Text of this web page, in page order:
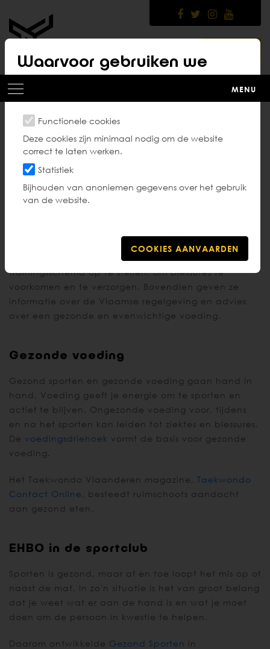
main
content
Waarvoor gebruiken we
cookies?
Functionele cookies
Deze cookies zijn minimaal nodig om de website
correct te laten werken.
Statistiek
Bijhouden van anoniemen gegevens over het gebruik
van de website.
MENU
Gezond sporten
Gezond sporten! Daar begint het toch allemaal
en andere experts geven er tips om een gezond
trainingsschema op te stellen, om blessures te
voorkomen en te verzorgen. Bovendien geven ze
informatie over de Vlaamse regelgeving en advies
over een gezonde en evenwichtige voeding.
Gezonde voeding
Gezond sporten en gezonde voeding gaan hand in
hand. Voeding geeft je energie om te sporten en
actief te blijven. Ongezonde voeding voor, tijdens
en na het sporten kan leiden tot ziektes en blessures.
De voedingsdriehoek vormt de basis voor gezonde
voeding.
Het Taekwondo Vlaanderen magazine, Taekwondo
Contact Online
, besteedt ruimschoots aandacht
aan gezond eten.
EHBO in de sportclub
Sporten is gezond, maar af en toe loopt het mis op of
naast de mat. In zo'n situatie is het van groot belang
dat je weet wat er aan de hand is en wat je moet
doen om de persoon in kwestie te helpen.
Daarom ontwikkelde Gezond Sporten in